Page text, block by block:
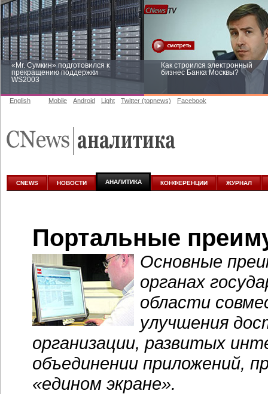
«Mr. Сумкин» подготовился к
прекращению поддержки
WS2003
Как строился электронный
бизнес Банка Москвы?
аналитике
English Mobile Android Light Twitter (topnews) Facebook
CNEWS НОВОСТИ АНАЛИТИКА КОНФЕРЕНЦИИ ЖУРНАЛ
Портальные
Основные
органах
области
улучшения
организации, развитых
объединении приложений,
«едином экране».